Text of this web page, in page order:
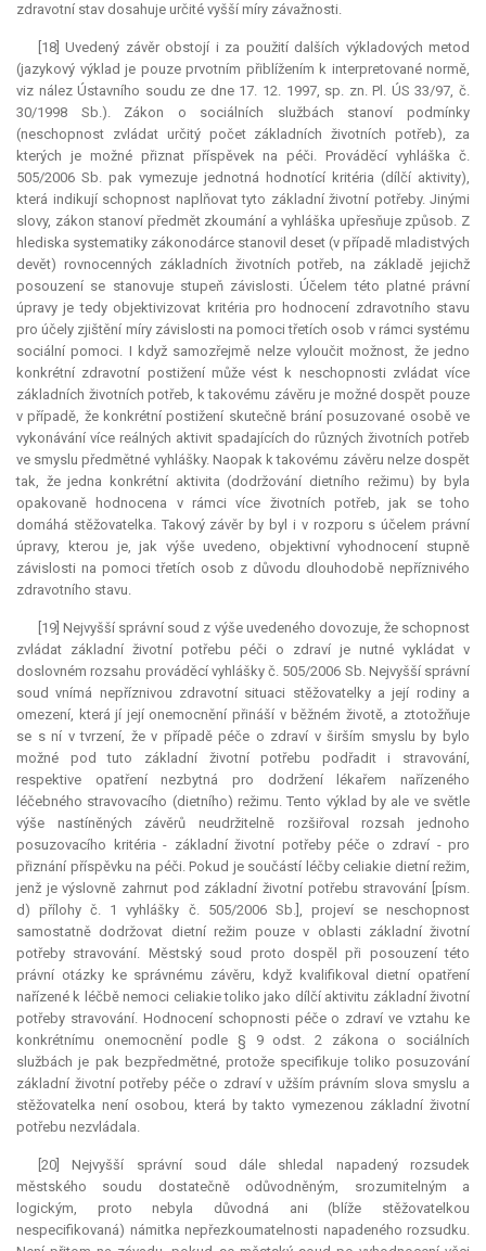
zdravotní stav dosahuje určité vyšší míry závažnosti.
[18] Uvedený závěr obstojí i za použití dalších výkladových metod
(jazykový výklad je pouze prvotním přiblížením k interpretované normě,
viz nález Ústavního soudu ze dne 17. 12. 1997, sp. zn. Pl. ÚS 33/97, č.
30/1998 Sb.). Zákon o sociálních službách stanoví podmínky
(neschopnost zvládat určitý počet základních životních potřeb), za
kterých je možné přiznat příspěvek na péči. Prováděcí vyhláška č.
505/2006 Sb. pak vymezuje jednotná hodnotící kritéria (dílčí aktivity),
která indikují schopnost naplňovat tyto základní životní potřeby. Jinými
slovy, zákon stanoví předmět zkoumání a vyhláška upřesňuje způsob. Z
hlediska systematiky zákonodárce stanovil deset (v případě mladistvých
devět) rovnocenných základních životních potřeb, na základě jejichž
posouzení se stanovuje stupeň závislosti. Účelem této platné právní
úpravy je tedy objektivizovat kritéria pro hodnocení zdravotního stavu
pro účely zjištění míry závislosti na pomoci třetích osob v rámci systému
sociální pomoci. I když samozřejmě nelze vyloučit možnost, že jedno
konkrétní zdravotní postižení může vést k neschopnosti zvládat více
základních životních potřeb, k takovému závěru je možné dospět pouze
v případě, že konkrétní postižení skutečně brání posuzované osobě ve
vykonávání více reálných aktivit spadajících do různých životních potřeb
ve smyslu předmětné vyhlášky. Naopak k takovému závěru nelze dospět
tak, že jedna konkrétní aktivita (dodržování dietního režimu) by byla
opakovaně hodnocena v rámci více životních potřeb, jak se toho
domáhá stěžovatelka. Takový závěr by byl i v rozporu s účelem právní
úpravy, kterou je, jak výše uvedeno, objektivní vyhodnocení stupně
závislosti na pomoci třetích osob z důvodu dlouhodobě nepříznivého
zdravotního stavu.
[19] Nejvyšší správní soud z výše uvedeného dovozuje, že schopnost
zvládat základní životní potřebu péči o zdraví je nutné vykládat v
doslovném rozsahu prováděcí vyhlášky č. 505/2006 Sb. Nejvyšší správní
soud vnímá nepříznivou zdravotní situaci stěžovatelky a její rodiny a
omezení, která jí její onemocnění přináší v běžném životě, a ztotožňuje
se s ní v tvrzení, že v případě péče o zdraví v širším smyslu by bylo
možné pod tuto základní životní potřebu podřadit i stravování,
respektive opatření nezbytná pro dodržení lékařem nařízeného
léčebného stravovacího (dietního) režimu. Tento výklad by ale ve světle
výše nastíněných závěrů neudržitelně rozšiřoval rozsah jednoho
posuzovacího kritéria - základní životní potřeby péče o zdraví - pro
přiznání příspěvku na péči. Pokud je součástí léčby celiakie dietní režim,
jenž je výslovně zahrnut pod základní životní potřebu stravování [písm.
d) přílohy č. 1 vyhlášky č. 505/2006 Sb.], projeví se neschopnost
samostatně dodržovat dietní režim pouze v oblasti základní životní
potřeby stravování. Městský soud proto dospěl při posouzení této
právní otázky ke správnému závěru, když kvalifikoval dietní opatření
nařízené k léčbě nemoci celiakie toliko jako dílčí aktivitu základní životní
potřeby stravování. Hodnocení schopnosti péče o zdraví ve vztahu ke
konkrétnímu onemocnění podle § 9 odst. 2 zákona o sociálních
službách je pak bezpředmětné, protože specifikuje toliko posuzování
základní životní potřeby péče o zdraví v užším právním slova smyslu a
stěžovatelka není osobou, která by takto vymezenou základní životní
potřebu nezvládala.
[20] Nejvyšší správní soud dále shledal napadený rozsudek
městského soudu dostatečně odůvodněným, srozumitelným a
logickým, proto nebyla důvodná ani (blíže stěžovatelkou
nespecifikovaná) námitka nepřezkoumatelnosti napadeného rozsudku.